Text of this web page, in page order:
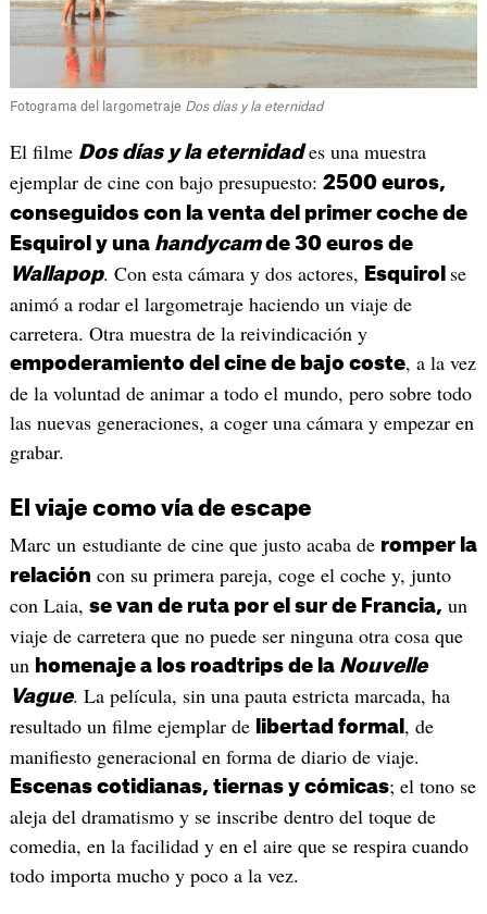
Fotograma del largometraje Dos días y la eternidad
El filme Dos días y la eternidades una muestra
ejemplar de cine con bajo presupuesto: 2500 euros,
conseguidos con la venta del primer coche de
Esquirol y una handycamde 30 euros de
Wallapop. Con esta cámara y dos actores, Esquirol se
animó a rodar el largometraje haciendo un viaje de
carretera. Otra muestra de la reivindicación y
empoderamiento del cine de bajo coste, a la vez
de la voluntad de animar a todo el mundo, pero sobre todo
las nuevas generaciones, a coger una cámara y empezar en
grabar.
El viaje como vía de escape
Marc un estudiante de cine que justo acaba de romper la
relación con su primera pareja, coge el coche y, junto
con Laia, se van de ruta por el sur de Francia, un
viaje de carretera que no puede ser ninguna otra cosa que
un homenaje a los roadtrips de la Nouvelle
Vague. La película, sin una pauta estricta marcada, ha
resultado un filme ejemplar de
libertad formal , de
manifiesto generacional en forma de diario de viaje.
Escenas cotidianas, tiernas y cómicas; el tono se
aleja del dramatismo y se inscribe dentro del toque de
comedia, en la facilidad y en el aire que se respira cuando
todo importa mucho y poco a la vez.